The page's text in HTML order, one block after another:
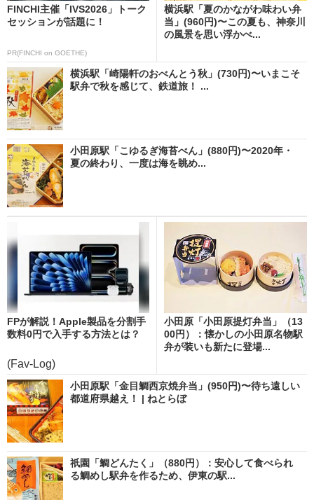
FINCHI主催「IVS2026」トーク
セッションが話題に！
PR(FINCHI on GOETHE)
横浜駅「夏のかながわ味わい弁
当」(960円)〜この夏も、神奈川
の風景を思い浮かべ...
横浜駅「崎陽軒のおべんとう秋」(730円)〜いまこそ
駅弁で秋を感じて、鉄道旅！ ...
小田原駅「こゆるぎ海苔べん」(880円)〜2020年・
夏の終わり、一度は海を眺め...
FPが解説！Apple製品を分割手
数料0円で入手する方法とは？
(Fav-Log)
小田原「小田原提灯弁当」（13
00円）：懐かしの小田原名物駅
弁が装いも新たに登場...
小田原駅「金目鯛西京焼弁当」(950円)〜待ち遠しい
都道府県越え！ | ねとらぼ
祇園「鯛どんたく」（880円）：安心して食べられ
る鯛めし駅弁を作るため、伊東の駅...